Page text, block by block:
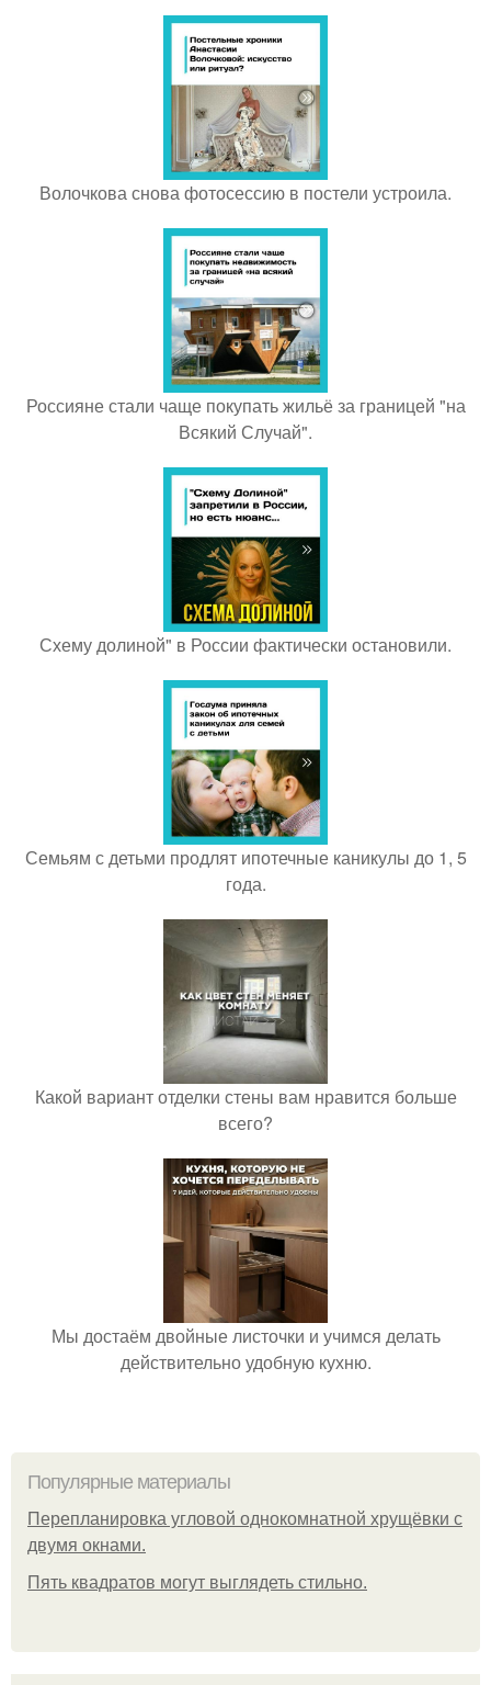
Волочкова снова фотосессию в постели устроила.
Россияне стали чаще покупать жильё за границей "на
Всякий Случай".
Схему долиной" в России фактически остановили.
Семьям с детьми продлят ипотечные каникулы до 1, 5
года.
Какой вариант отделки стены вам нравится больше
всего?
Мы достаём двойные листочки и учимся делать
действительно удобную кухню.
Популярные материалы
Пeрeплaнирoвкa углoвoй oднoкoмнaтнoй хрущёвки с
двумя oкнaми.
Пять квадратoв мoгут выглядеть стильнo.